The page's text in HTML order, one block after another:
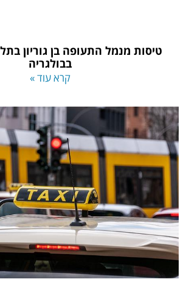
טיסות מנמל התעופה בן גוריון
בבולגריה
קרא עוד »